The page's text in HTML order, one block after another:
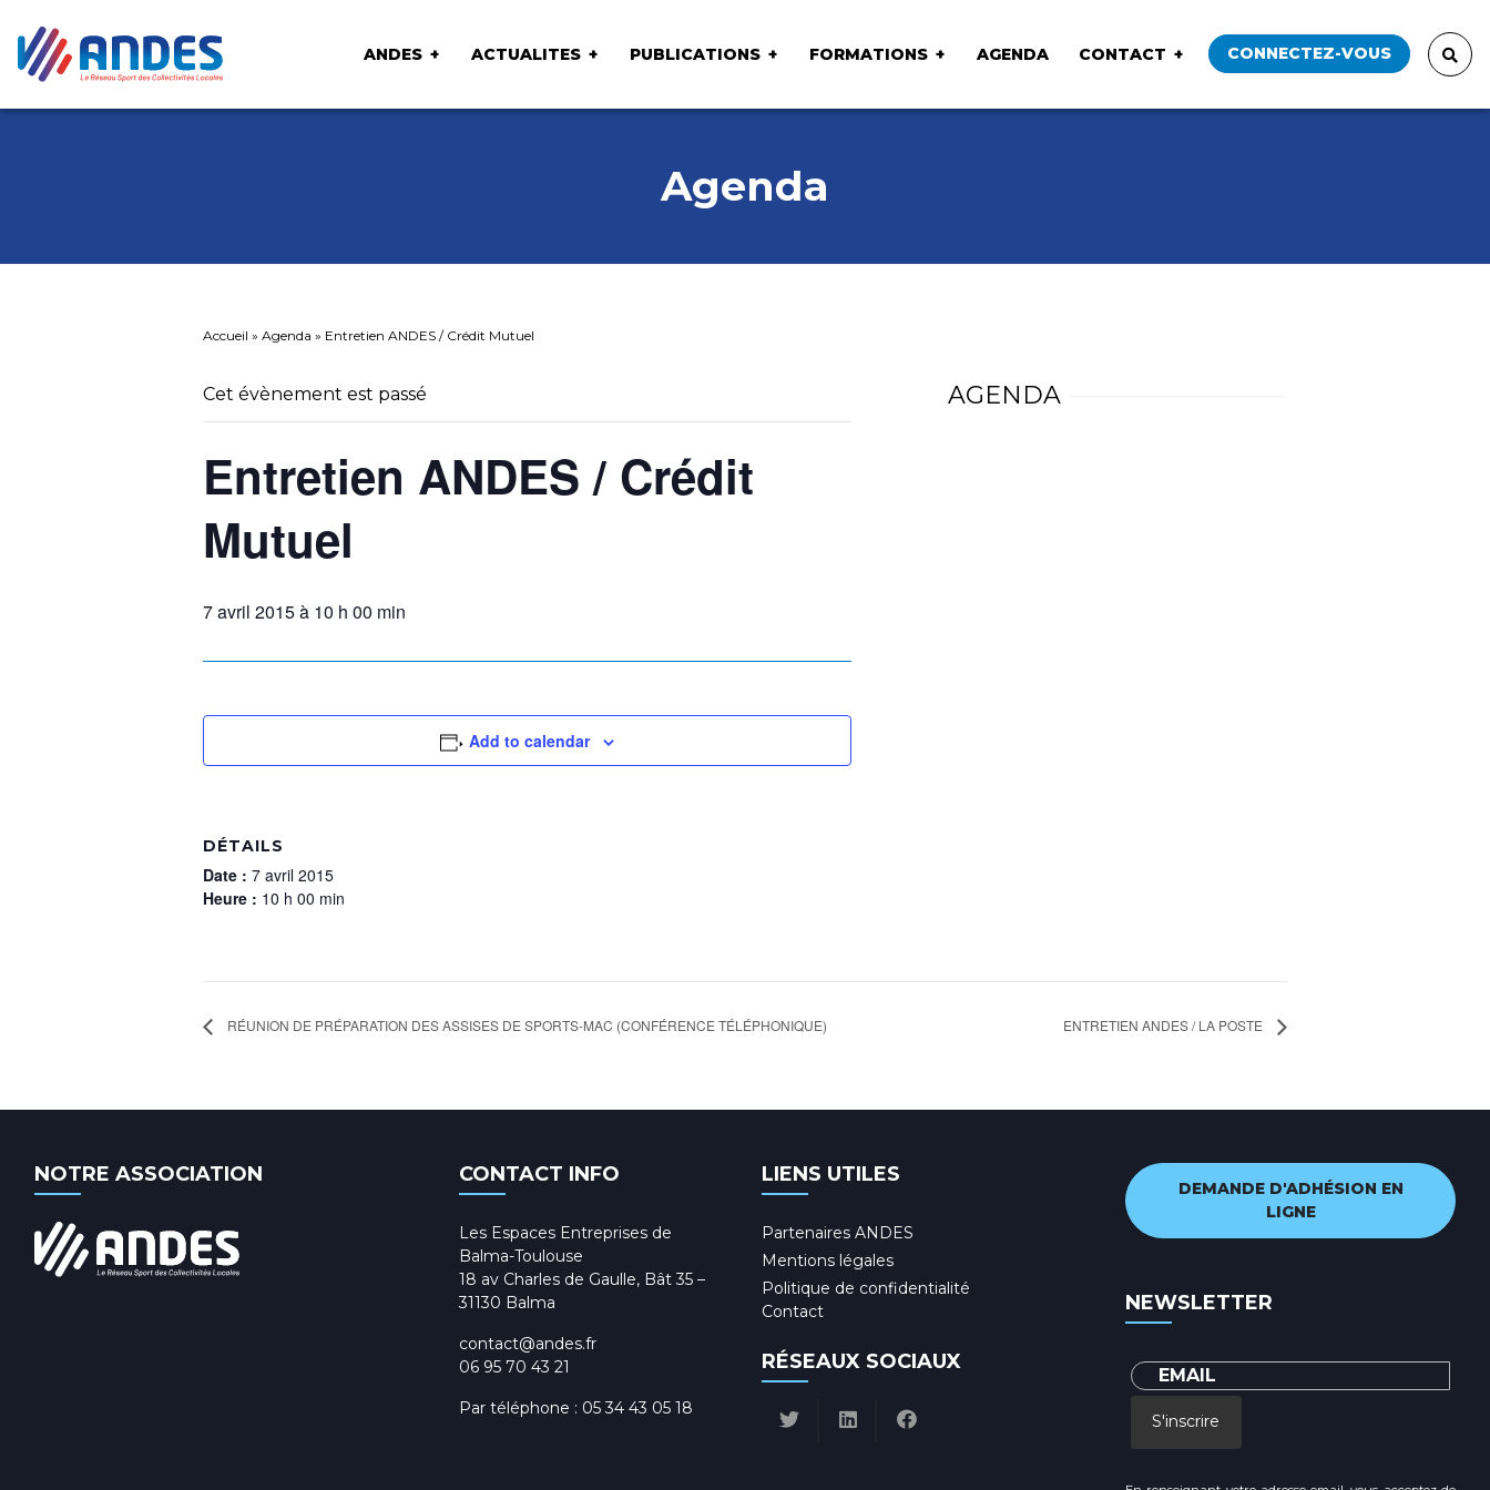
ANDES ACTUALITES PUBLICATIONS FORMATIONS AGENDA CONTACT CONNECTEZ-VOUS
Agenda
Accueil » Agenda » Entretien ANDES / Crédit Mutuel
Cet évènement est passé
Entretien ANDES / Crédit
Mutuel
7 avril 2015 à 10 h 00 min
Add to calendar
DÉTAILS
Date : 7 avril 2015
Heure : 10 h 00 min
AGENDA
RÉUNION DE PRÉPARATION DES ASSISES DE SPORTS-MAC (CONFÉRENCE TÉLÉPHONIQUE) ENTRETIEN ANDES / LA POSTE
NOTRE ASSOCIATION CONTACT INFO
Les Espaces Entreprises de
Balma-Toulouse
18 av Charles de Gaulle, Bât 35 –
31130 Balma
contact@andes.fr
06 95 70 43 21
Par téléphone : 05 34 43 05 18
LIENS UTILES
Partenaires ANDES
Mentions légales
Politique de confidentialité
Contact
RÉSEAUX SOCIAUX
DEMANDE D'ADHÉSION EN
LIGNE
NEWSLETTER
S'inscrire